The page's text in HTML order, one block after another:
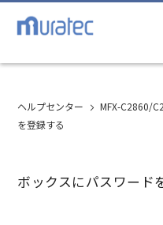
ヘルプセンター MFX-C2860/
を登録する
ボックスにパスワード